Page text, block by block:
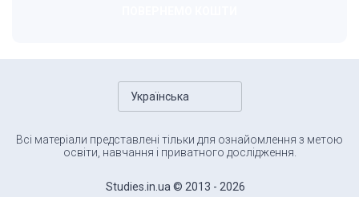
Українська
Studies.in.ua © 2013 - 2026
Всі матеріали представлені тільки для ознайомлення з метою
освіти, навчання і приватного дослідження.